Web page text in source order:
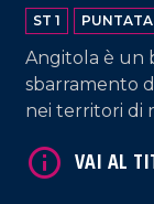
ST 1
Angitola è un
sbarramento
nei territori di
suggestiva